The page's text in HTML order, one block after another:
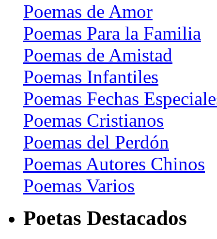
Poemas de Amor
Poemas Para la Familia
Poemas de Amistad
Poemas Infantiles
Poemas Fechas
Poemas Cristianos
Poemas del Perdón
Poemas Autores Chinos
Poemas Varios
Poetas Destacados